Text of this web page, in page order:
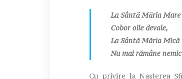
La Sântă Măria Mare
Cobor oile devale,
La Sântă Măria Mică
Nu mai rămâne
Cu privire la Nașterea